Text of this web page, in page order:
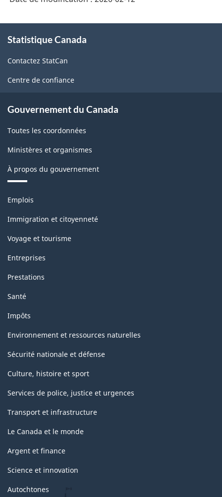
propos
ce
site
Statistique Canada
Contactez StatCan
Centre de confiance
Gouvernement du Canada
Toutes les coordonnées
Ministères et organismes
À propos du gouvernement
Thèmes
sujets
Emplois
Immigration et citoyenneté
Voyage et tourisme
Entreprises
Prestations
Santé
Impôts
Environnement et ressources naturelles
Sécurité nationale et défense
Culture, histoire et sport
Services de police, justice et urgences
Transport et infrastructure
Le Canada et le monde
Argent et finance
Science et innovation
Autochtones